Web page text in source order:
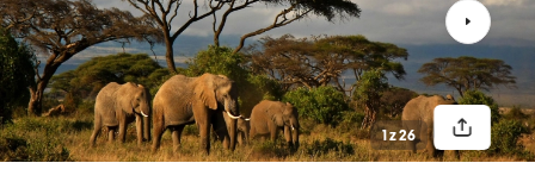
Národný Park Amboseli
3. deň 1 z 26